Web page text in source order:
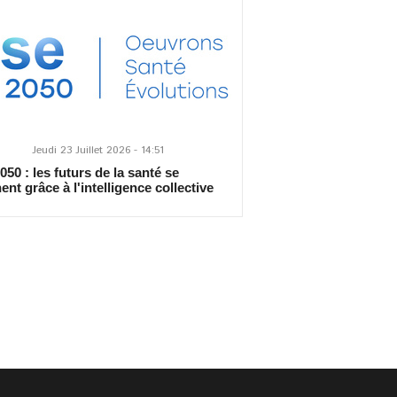
Jeudi 23 Juillet 2026 - 14:51
: les futurs de la santé se
grâce à l'intelligence collective